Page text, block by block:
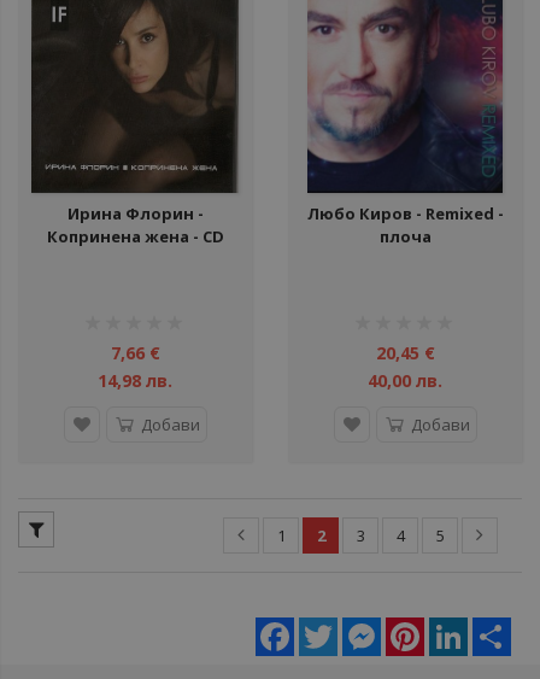
Ирина Флорин -
Копринена жена - CD
7,66 €
14,98 лв.
Добави
Любо Киров - Remixed -
плоча
20,45 €
40,00 лв.
Добави
1 2 3 4 5
Facebook
Twitter MessengerPinterestLinkedIn